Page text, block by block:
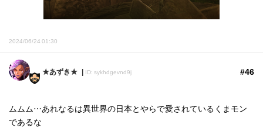
2024/06/24 01:30
★あずき★ ID: sykhdgevnd9j #46
ムムム…あれなるは異世界の日本とやらで愛されているくまモン
であるな